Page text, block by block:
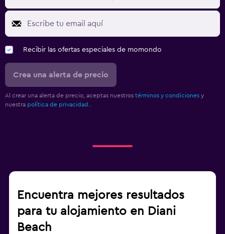
Recibir las ofertas especiales de momondo
Crea una alerta de precio
Al crear una alerta de precio, aceptas nuestros términos y condiciones y
nuestra política de privacidad.
Encuentra mejores resultados
para tu alojamiento en Diani
Beach